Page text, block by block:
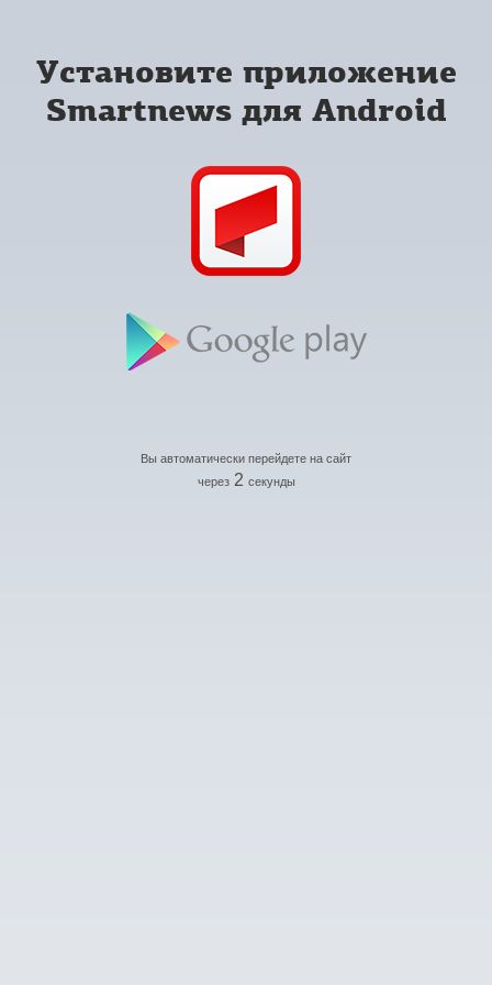
Установите приложение
Smartnews для Android
Вы автоматически перейдете на сайт
через 2 секунды